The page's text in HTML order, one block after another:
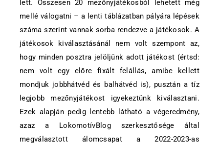
lett. Összesen 20 mezőnyjátékosból lehetett még
mellé válogatni – a lenti táblázatban pályára lépések
száma szerint vannak sorba rendezve a játékosok. A
játékosok kiválasztásánál nem volt szempont az,
hogy minden posztra jelöljünk adott játékost (értsd:
nem volt egy előre fixált felállás, amibe kellett
mondjuk jobbhátvéd és balhátvéd is), pusztán a tíz
legjobb mezőnyjátékost igyekeztünk kiválasztani.
Ezek alapján pedig lentebb látható a végeredmény,
azaz a LokomotívBlog szerkesztősége által
megválasztott álomcsapat a 2022-2023-as